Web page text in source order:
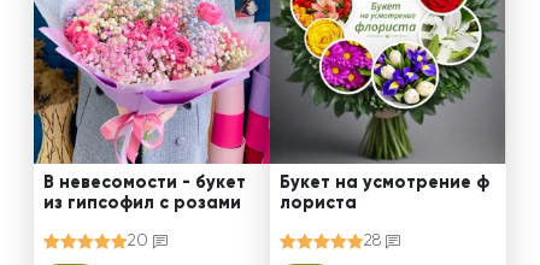
В невесомости - букет
из гипсофил с розами
20
Букет на усмотрение ф
лориста
28